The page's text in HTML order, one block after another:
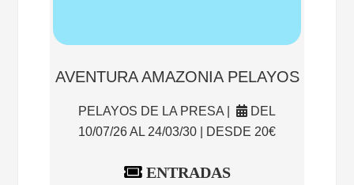
AVENTURA AMAZONIA PELAYOS
PELAYOS DE LA PRESA |
DEL
10/07/26 AL 24/03/30 | DESDE 20€
ENTRADAS